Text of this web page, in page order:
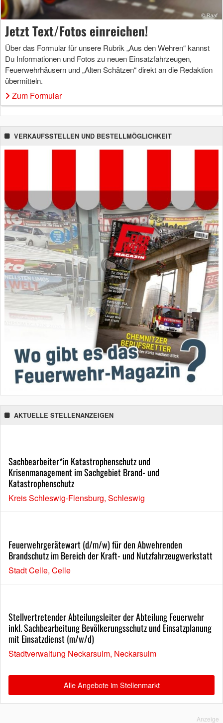
Jetzt Text/Fotos einreichen!
Über das Formular für unsere Rubrik „Aus den Wehren“ kannst
Du Informationen und Fotos zu neuen Einsatzfahrzeugen,
Feuerwehrhäusern und „Alten Schätzen“ direkt an die Redaktion
übermitteln.
Zum Formular
VERKAUFSSTELLEN UND BESTELLMÖGLICHKEIT
AKTUELLE STELLENANZEIGEN
Sachbearbeiter*in Katastrophenschutz und
Krisenmanagement im Sachgebiet Brand- und
Katastrophenschutz
Kreis Schleswig-Flensburg, Schleswig
Feuerwehrgerätewart (d/m/w) für den Abwehrenden
Brandschutz im Bereich der Kraft- und Nutzfahrzeugwerkstatt
Stadt Celle, Celle
Stellvertretender Abteilungsleiter der Abteilung Feuerwehr
inkl. Sachbearbeitung Bevölkerungsschutz und Einsatzplanung
mit Einsatzdienst (m/w/d)
Stadtverwaltung Neckarsulm, Neckarsulm
Alle Angebote im Stellenmarkt
Anzeige